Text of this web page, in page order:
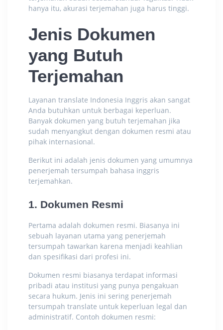
hanya itu, akurasi terjemahan juga harus tinggi.
Jenis Dokumen
yang Butuh
Terjemahan
Layanan translate Indonesia Inggris akan sangat
Anda butuhkan untuk berbagai keperluan.
Banyak dokumen yang butuh terjemahan jika
sudah menyangkut dengan dokumen resmi atau
pihak internasional.
Berikut ini adalah jenis dokumen yang umumnya
penerjemah tersumpah bahasa inggris
terjemahkan.
1. Dokumen Resmi
Pertama adalah dokumen resmi. Biasanya ini
sebuah layanan utama yang penerjemah
tersumpah tawarkan karena menjadi keahlian
dan spesifikasi dari profesi ini.
Dokumen resmi biasanya terdapat informasi
pribadi atau institusi yang punya pengakuan
secara hukum. Jenis ini sering penerjemah
tersumpah translate untuk keperluan legal dan
administratif. Contoh dokumen resmi: